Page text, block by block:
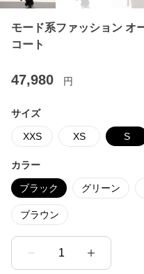
モード系ファッション オ
コート
47,980 円
サイズ
XXS XS S
カラー
ブラック グリーン
ブラウン
1